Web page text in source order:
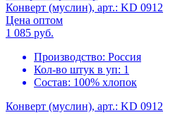
Конверт (муслин), арт.: KD 0912
Цена оптом
1 085 руб.
Производство: Россия
Кол-во штук в уп: 1
Состав: 100% хлопок
Конверт (муслин), арт.: KD 0912